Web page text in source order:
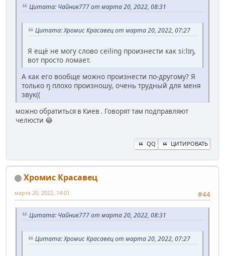
Цитата: Чайник777 от марта 20, 2022, 08:31
Цитата: Хромис Красавец от марта 20, 2022, 07:27
Я ещё не могу слово ceiling произнести как si:lɪŋ,
вот просто ломает.
А как его вообще можно произнести по-другому? Я
только ŋ плохо произношу, очень трудный для меня
звук((
можно обратиться в Киев . Говорят там подправляют
челюсти 😂
QQ ЦИТИРОВАТЬ
Хромис Красавец
#44
марта 20, 2022, 14:01
Цитата: Чайник777 от марта 20, 2022, 08:31
Цитата: Хромис Красавец от марта 20, 2022, 07:27